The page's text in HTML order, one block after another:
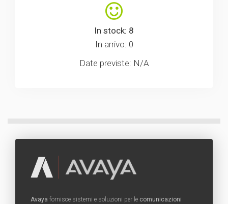
In stock: 8
In arrivo: 0
Date previste: N/A
Avaya fornisce sistemi e soluzioni per le comunicazioni